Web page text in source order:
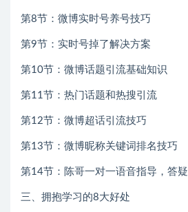
第8节：微博实时号养号技巧
第9节：实时号掉了解决方案
第10节：微博话题引流基础知识
第11节：热门话题和热搜引流
第12节：微博超话引流技巧
第13节：微博昵称关键词排名技巧
第14节：陈哥一对一语音指导，答疑
三、拥抱学习的8大好处